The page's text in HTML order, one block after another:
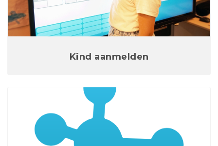
Kind aanmelden